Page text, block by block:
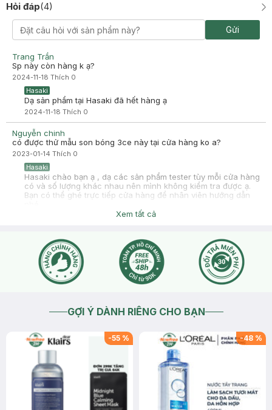
Hỏi đáp(4)
Gửi
Trang Trần
Sp này còn hàng k ạ?
2024-11-18 Thích 0
Hasaki
Dạ sản phẩm tại Hasaki đã hết hàng ạ
2024-11-18 Thích 0
Nguyễn chinh
có được thử mẫu son bóng 3ce này tại cửa hàng ko a?
2023-01-14 Thích 0
Hasaki
Hasaki chào bạn ạ , dạ các sản phẩm tester tùy mỗi cửa hàng
có và số lượng khác nhau nên mình không kiểm tra được ạ.
Bạn có thể ghé trực tiếp cửa hàng để nhân viên hướng dẫn
Hasaki chào bạn ạ , dạ các sản phẩm tester tùy mỗi cửa hàng
có và số lượng khác nhau, mình không check được ạ. Bạn
ghé trực tiếp cửa hàng để nhân viên hướng dẫn nha
2023-01-14Thích
Xem tất cả
GỢI Ý DÀNH RIÊNG CHO BẠN
-55 % -48 %